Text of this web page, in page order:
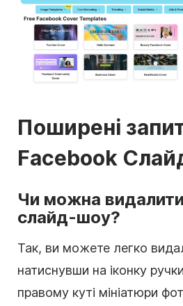
Поширені
Facebook
Чи можна
слайд-шоу?
Так, ви можете легко
натиснувши на іконку
правому куті мініатюри